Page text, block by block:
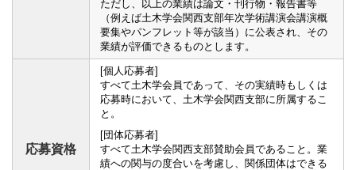
ただし、以上の業績は論文・刊行物・報告書等
（例えば土木学会関西支部年次学術講演会講演概
要集やパンフレット等が該当）に公表され、その
業績が評価できるものとします。
応募資格
[個人応募者]
すべて土木学会員であって、その実績時もしくは
応募時において、土木学会関西支部に所属するこ
と。
[団体応募者]
すべて土木学会関西支部賛助会員であること。業
績への関与の度合いを考慮し、関係団体はできる